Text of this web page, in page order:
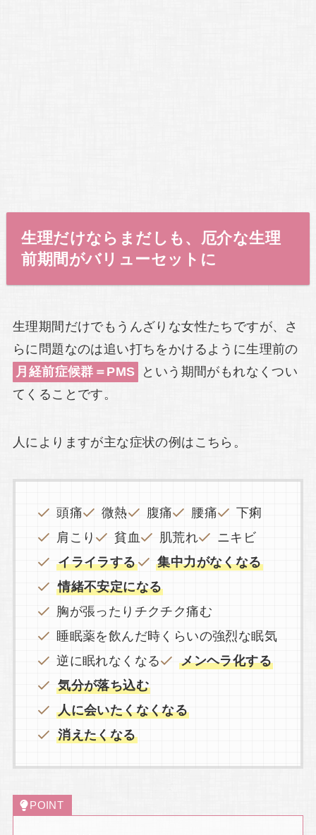
生理だけならまだしも、厄介な生理
前期間がバリューセットに
生理期間だけでもうんざりな女性たちですが、さ
らに問題なのは追い打ちをかけるように生理前の
月経前症候群＝PMS
という期間がもれなくつい
てくることです。
人によりますが主な症状の例はこちら。
頭痛 微熱 腹痛 腰痛
下痢
肩こり
貧血 肌荒れ
ニキビ
イライラする
集中力がなくなる
情緒不安定になる
胸が張ったりチクチク痛む
睡眠薬を飲んだ時くらいの強烈な眠気
逆に眠れなくなる
メンヘラ化する
気分が落ち込む
人に会いたくなくなる
消えたくなる
POINT